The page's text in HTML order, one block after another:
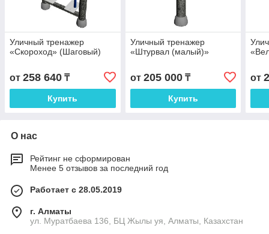
Уличный тренажер
«Скороход» (Шаговый)
от 258 640 ₸
Купить
Уличный тренажер
«Штурвал (малый)»
от 205 000₸
Купить
от
О нас
Рейтинг не сформирован
Менее 5 отзывов за последний год
Работает с 28.05.2019
г. Алматы
ул. Муратбаева 136, БЦ Жылы уя, Алматы, Казахстан